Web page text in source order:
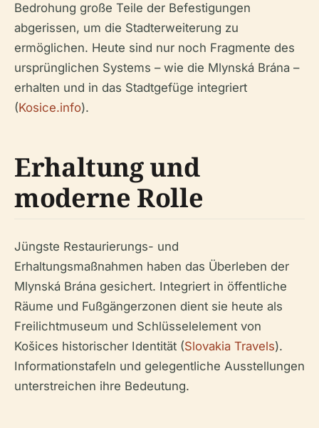
Bedrohung große Teile der Befestigungen
abgerissen, um die Stadterweiterung zu
ermöglichen. Heute sind nur noch Fragmente des
ursprünglichen Systems – wie die Mlynská Brána –
erhalten und in das Stadtgefüge integriert
(Kosice.info).
Erhaltung und
moderne Rolle
Jüngste Restaurierungs- und
Erhaltungsmaßnahmen haben das Überleben der
Mlynská Brána gesichert. Integriert in öffentliche
Räume und Fußgängerzonen dient sie heute als
Freilichtmuseum und Schlüsselelement von
Košices historischer Identität (Slovakia Travels).
Informationstafeln und gelegentliche Ausstellungen
unterstreichen ihre Bedeutung.